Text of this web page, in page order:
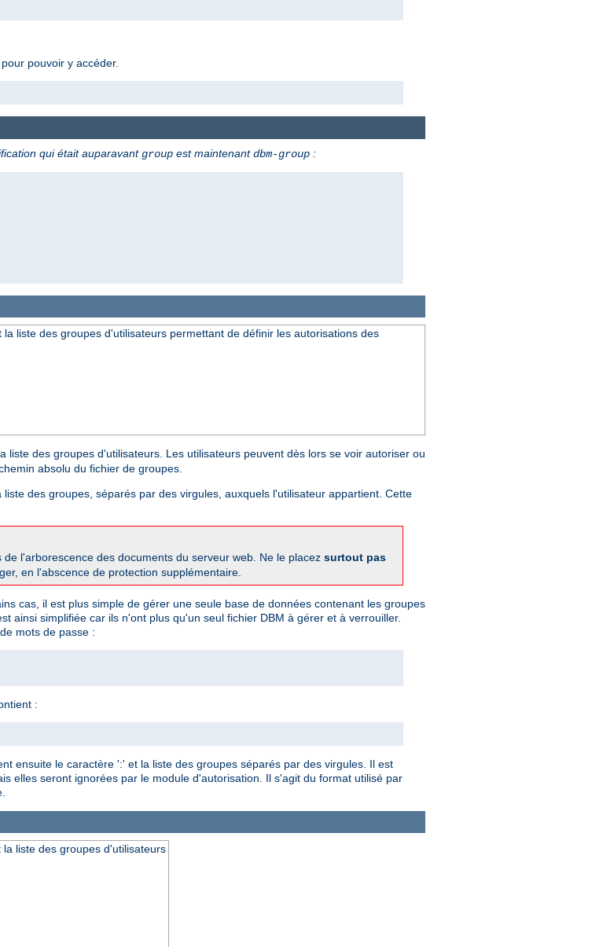
pouvoir y accéder.
qui était auparavantgroup est maintenantdbm-group :
liste des groupes d'utilisateurs permettant de définir les autorisations des
liste des groupes d'utilisateurs. Les utilisateurs peuvent dès lors se voir autoriser ou
absolu du fichier de groupes.
des groupes, séparés par des virgules, auxquels l'utilisateur appartient. Cette
l'arborescence des documents du serveur web. Ne le placez surtout pas
en l'abscence de protection supplémentaire.
cas, il est plus simple de gérer une seule base de données contenant les groupes
ainsi simplifiée car ils n'ont plus qu'un seul fichier DBM à gérer et à verrouiller.
mots de passe :
:
ensuite le caractère ':' et la liste des groupes séparés par des virgules. Il est
elles seront ignorées par le module d'autorisation. Il s'agit du format utilisé par
liste des groupes d'utilisateurs